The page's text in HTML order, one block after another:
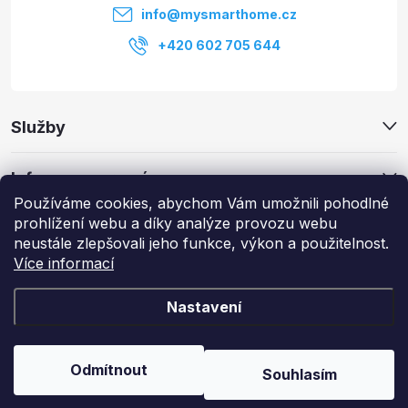
Používáme cookies, abychom Vám umožnili pohodlné
prohlížení webu a díky analýze provozu webu
neustále zlepšovali jeho funkce, výkon a použitelnost.
Více informací
Nastavení
Odmítnout Souhlasím
Služby
Informace pro vás
Zajímavé odkazy
info@mysmarthome.cz
+420 602 705 644
nastavení cookies